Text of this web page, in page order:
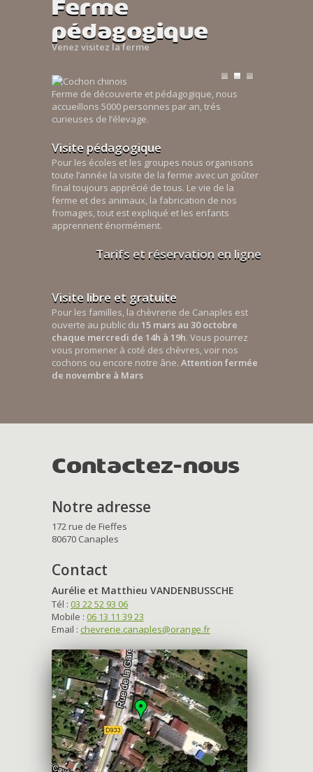
Ferme
pédagogique
Venez visitez la ferme
Ferme de découverte et pédagogique, nous
accueillons 5000 personnes par an, trés
curieuses de l’élevage.
Visite pédagogique
Pour les écoles et les groupes nous organisons
toute l’année la visite de la ferme avec un goûter
final toujours apprécié de tous. Le vie de la
ferme et des animaux, la fabrication de nos
fromages, tout est expliqué et les enfants
apprennent énormément.
Tarifs et réservation en ligne
Visite libre et gratuite
Pour les familles, la chèvrerie de Canaples est
ouverte au public du 15 mars au 30 octobre
chaque mercredi de 14h à 19h. Vous pourrez
vous promener à coté des chèvres, voir nos
cochons ou encore notre âne. Attention fermée
de novembre à Mars
Contactez-nous
Notre adresse
172 rue de Fieffes
80670 Canaples
Contact
Aurélie et Matthieu VANDENBUSSCHE
Tél : 03 22 52 93 06
Mobile : 06 13 11 39 23
Email : chevrerie.canaples@orange.fr